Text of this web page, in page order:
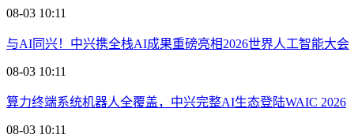
08-03 10:11
与AI同兴！中兴携全栈AI成果重磅亮相2026世界人工智能大会
08-03 10:11
算力终端系统机器人全覆盖，中兴完整AI生态登陆WAIC 2026
08-03 10:11